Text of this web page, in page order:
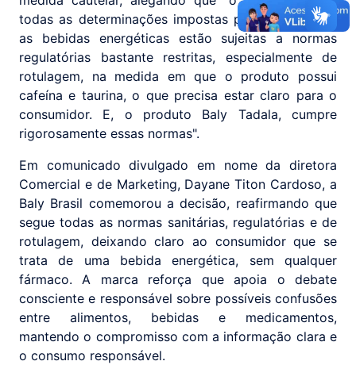
todas as determinações impostas pela ANVISA (...)
as bebidas energéticas estão sujeitas a normas
regulatórias bastante restritas, especialmente de
rotulagem, na medida em que o produto possui
cafeína e taurina, o que precisa estar claro para o
consumidor. E, o produto Baly Tadala, cumpre
rigorosamente essas normas".
Em comunicado divulgado em nome da diretora
Comercial e de Marketing, Dayane Titon Cardoso, a
Baly Brasil comemorou a decisão, reafirmando que
segue todas as normas sanitárias, regulatórias e de
rotulagem, deixando claro ao consumidor que se
trata de uma bebida energética, sem qualquer
fármaco. A marca reforça que apoia o debate
consciente e responsável sobre possíveis confusões
entre alimentos, bebidas e medicamentos,
mantendo o compromisso com a informação clara e
o consumo responsável.